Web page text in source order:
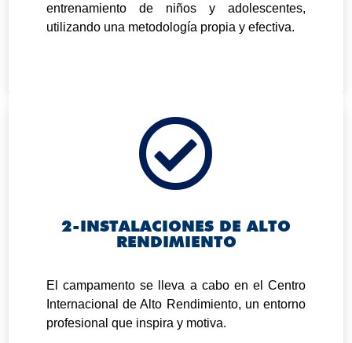
entrenamiento de niños y adolescentes,
utilizando una metodología propia y efectiva.

2-INSTALACIONES DE ALTO
RENDIMIENTO
El campamento se lleva a cabo en el Centro
Internacional de Alto Rendimiento, un entorno
profesional que inspira y motiva.